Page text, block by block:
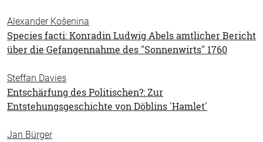
Alexander Košenina
Species facti: Konradin Ludwig Abels amtlicher Bericht
über die Gefangennahme des "Sonnenwirts" 1760
Steffan Davies
Entschärfung des Politischen?: Zur
Entstehungsgeschichte von Döblins 'Hamlet'
Jan Bürger